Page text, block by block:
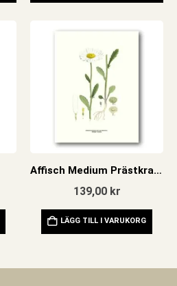
Affisch Medium Prästkrage
139,00 kr
LÄGG TILL I VARUKORG